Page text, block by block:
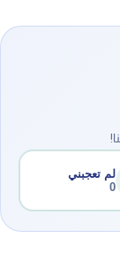
لم تعجبني
0